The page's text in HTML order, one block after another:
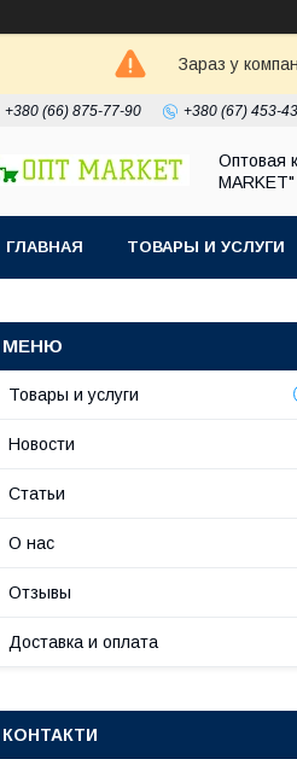
Зараз у
+380 (66) 875-77-90 +380 (67) 453-
Оптовая
MARKET"
ГЛАВНАЯ ТОВАРЫ И УСЛУГИ
Товары и услуги
Новости
Статьи
О нас
Отзывы
Доставка и оплата
КОНТАКТИ